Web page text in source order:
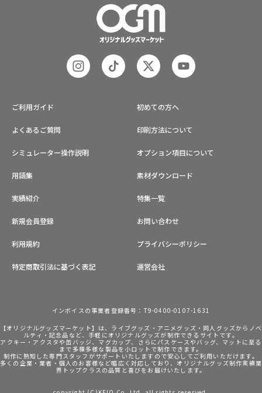
ご利用ガイド 初めての方へ
よくあるご質問 印刷方法について
シミュレーター操作説明 オプション項目について
用語集 素材ダウンロード
実績紹介 特集一覧
新規会員登録 お問い合わせ
利用規約 プライバシーポリシー
特定商取引法に基づく表記 運営会社
インボイスの事業者登録番号：T9-0400-0107-1631
【オリジナルグッズマーケット】は、ライブグッズ・アニメグッズ・同人グッズからノベ
ルティ・記念品など、手軽にオリジナルグッズが制作できるサイトです。
アクキー・アクスタや缶バッジ、マグカップ、さらにパスケースやバッグ、マットに至る
まで多種多様な製品を小ロットで制作できます。
制作に熟知した専門スタッフがサポートいたしますので安心してご利用いただけます。
多くの企業・業者・個人のお客様など幅広く対応しており、オリジナルグッズ制作実績業
界トップクラスの品質と喜びをお届けいたします。